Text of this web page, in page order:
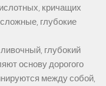
кричащих
глубокие
глубокий
основу дорогого
между собой,